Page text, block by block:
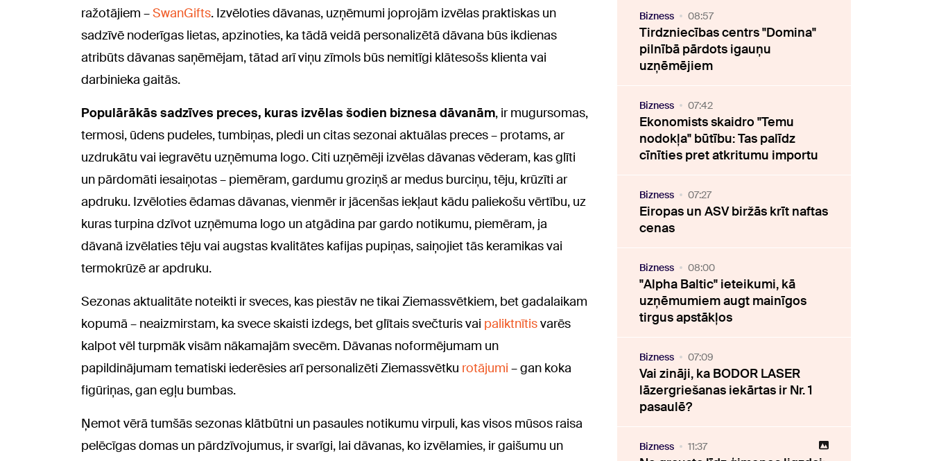
ražotājiem –SwanGifts. Izvēloties dāvanas, uzņēmumi joprojām izvēlas praktiskas un
sadzīvē noderīgas lietas, apzinoties, ka tādā veidā personalizētā dāvana būs ikdienas
atribūts dāvanas saņēmējam, tātad arī viņu zīmols būs nemitīgi klātesošs klienta vai
darbinieka gaitās.
Populārākās sadzīves preces, kuras izvēlas šodien biznesa dāvanām, ir mugursomas,
termosi, ūdens pudeles, tumbiņas, pledi un citas sezonai aktuālas preces – protams, ar
uzdrukātu vai iegravētu uzņēmuma logo. Citi uzņēmēji izvēlas dāvanas vēderam, kas glīti
un pārdomāti iesaiņotas – piemēram, gardumu groziņš ar medus burciņu, tēju, krūzīti ar
apdruku. Izvēloties ēdamas dāvanas, vienmēr ir jācenšas iekļaut kādu paliekošu vērtību, uz
kuras turpina dzīvot uzņēmuma logo un atgādina par gardo notikumu, piemēram, ja
dāvanā izvēlaties tēju vai augstas kvalitātes kafijas pupiņas, saiņojiet tās keramikas vai
termokrūzē ar apdruku.
Sezonas aktualitāte noteikti ir sveces, kas piestāv ne tikai Ziemassvētkiem, bet gadalaikam
kopumā – neaizmirstam, ka svece skaisti izdegs, bet glītais svečturis vai paliktnītisvarēs
kalpot vēl turpmāk visām nākamajām svecēm. Dāvanas noformējumam un
papildinājumam tematiski iederēsies arī personalizēti Ziemassvētku rotājumi – gan koka
figūriņas, gan egļu bumbas.
Ņemot vērā tumšās sezonas klātbūtni un pasaules notikumu virpuli, kas visos mūsos raisa
pelēcīgas domas un pārdzīvojumus, ir svarīgi, lai dāvanas, ko izvēlamies, ir gaišumu un
Bizness 08:57
Tirdzniecības centrs "Domina"
pilnībā pārdots igauņu
uzņēmējiem
Bizness 07:42
Ekonomists skaidro "Temu
nodokļa" būtību: Tas palīdz
cīnīties pret atkritumu importu
Bizness 07:27
Eiropas un ASV biržās krīt naftas
cenas
Bizness 08:00
"Alpha Baltic" ieteikumi, kā
uzņēmumiem augt mainīgos
tirgus apstākļos
Bizness 07:09
Vai zināji, ka BODOR LASER
lāzergriešanas iekārtas ir Nr. 1
pasaulē?
Bizness 11:37